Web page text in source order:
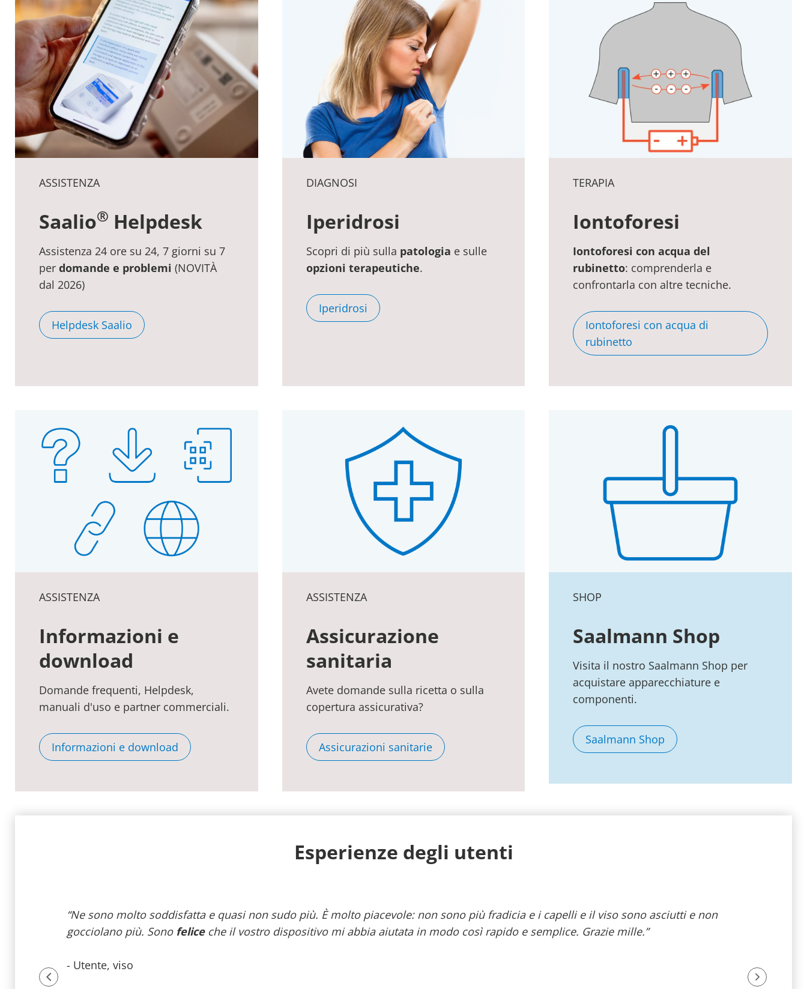
ASSISTENZA
Saalio® Helpdesk
Assistenza 24 ore su 24, 7 giorni su 7
per domande e problemi (NOVITÀ
dal 2026)
Helpdesk Saalio
DIAGNOSI
Iperidrosi
Scopri di più sulla patologia e sulle
opzioni terapeutiche.
Iperidrosi
TERAPIA
Iontoforesi
Iontoforesi con acqua del
rubinetto: comprenderla e
confrontarla con altre tecniche.
Iontoforesi con acqua di
rubinetto
ASSISTENZA
Informazioni e
download
Domande frequenti, Helpdesk,
manuali d'uso e partner commerciali.
Informazioni e download
ASSISTENZA
Assicurazione
sanitaria
Avete domande sulla ricetta o sulla
copertura assicurativa?
Assicurazioni sanitarie
SHOP
Saalmann Shop
Visita il nostro Saalmann Shop per
acquistare apparecchiature e
componenti.
Saalmann Shop
Esperienze degli utenti
“Ne sono molto soddisfatta e quasi non sudo più. È molto piacevole: non sono più fradicia e i capelli e il viso sono asciutti e non
gocciolano più. Sono feliceche il vostro dispositivo mi abbia aiutata in modo così rapido e semplice. Grazie mille.”
- Utente, viso
- Utente,